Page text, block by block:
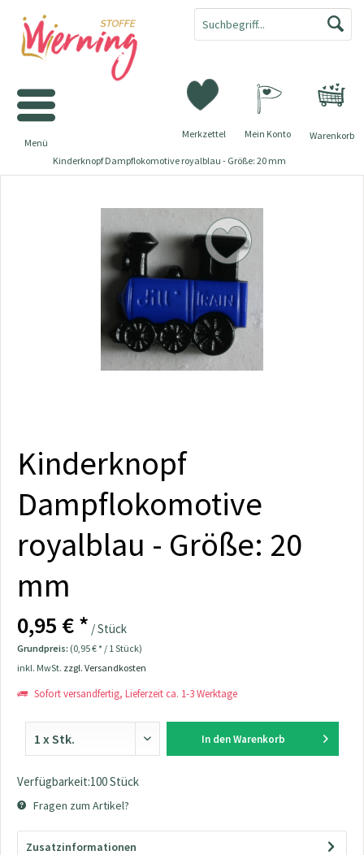
Warenkorb
Merkzettel Mein Konto
Menü
Kinderknopf Dampflokomotive royalblau - Größe: 20 mm
Kinderknopf
Dampflokomotive
royalblau - Größe: 20
mm
0,95 € * / Stück
Grundpreis: (0,95 € * / 1 Stück)
inkl. MwSt. zzgl. Versandkosten
Sofort versandfertig, Lieferzeit ca. 1-3 Werktage
In den Warenkorb
Verfügbarkeit:100 Stück
Fragen zum Artikel?
Zusatzinformationen